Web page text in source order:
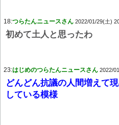
18:つらたんニュースさん 2022/01/29(土)
初めて土人と思ったわ
23:はじめのつらたんニュースさん 2022/
どんどん抗議の人間増えて
している模様